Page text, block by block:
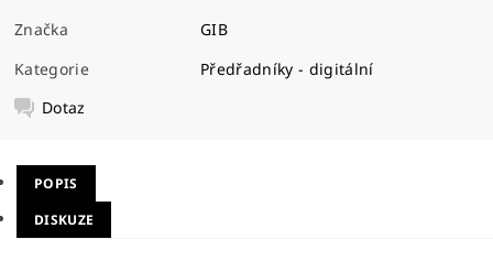
Značka
GIB
Kategorie
Předřadníky - digitální
Dotaz
POPIS
DISKUZE